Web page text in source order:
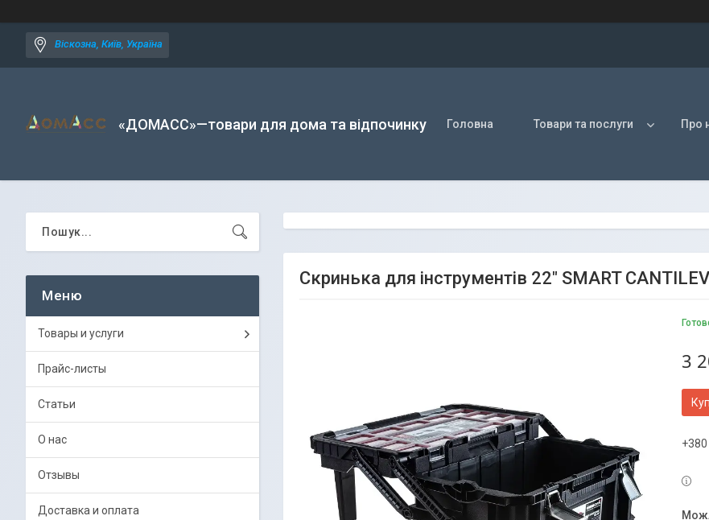
Віскозна, Київ, Україна
«ДОМАСС»—товари для дома та відпочинку Головна Товари та послуги Про
Скринька для інструментів 22" SMART
3
Товары и услуги
Прайс-листы
Статьи
О нас
Отзывы
Доставка и оплата